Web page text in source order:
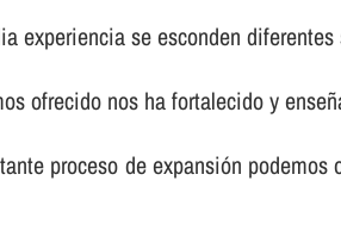
experiencia se esconden
ofrecido nos ha fortalecido y
proceso de expansión